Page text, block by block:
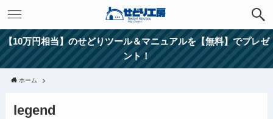
【10万円相当】のせどりツール＆マニュアルを【無料】でプレゼ
ント！
ホーム
legend